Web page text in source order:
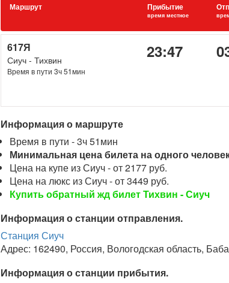
Маршрут Прибытие
время местное
617Я
Сиуч - Тихвин
Время в пути 3ч 51мин
23:47
Информация о маршруте
Время в пути - 3ч 51мин
Минимальная цена билета на одного
Цена на купе из Сиуч - от 2177 руб.
Цена на люкс из Сиуч - от 3449 руб.
Купить обратный жд билет Тихвин - Сиуч
Информация о станции отправления.
Станция Сиуч
Адрес: 162490, Россия, Вологодская область,
Информация о станции прибытия.